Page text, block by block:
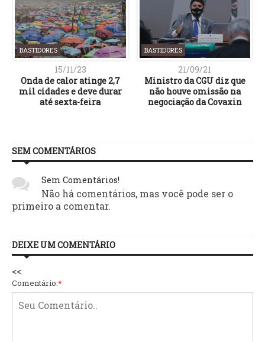
BASTIDORES
15/11/23
Onda de calor atinge 2,7
mil cidades e deve durar
até sexta-feira
BASTIDORES
21/09/21
Ministro da CGU diz que
não houve omissão na
negociação da Covaxin
SEM COMENTÁRIOS
Sem Comentários!
Não há comentários, mas você pode ser o
primeiro a comentar.
DEIXE UM COMENTÁRIO
<<
Comentário:*